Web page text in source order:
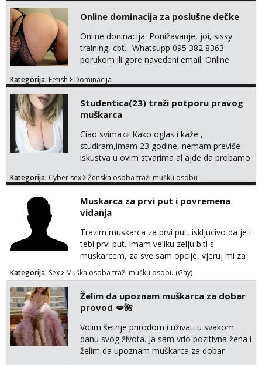
Online dominacija za poslušne dečke
Online doninacija. Ponižavanje, joi, sissy
training, cbt... Whatsupp 095 382 8363
porukom ili gore navedeni email. Online
uživo nakon mjesečnog druženja . Čekam te
znali reći da im netko šalje moje fotke/videa
ili ima slične oglase s mojim slikama. Moj
oglas za dominaciju je isključvo ov...
Kategorija: Fetish Dominacija
Studentica(23) traži potporu pravog
muškarca
Ciao svima☺️ Kako oglas i kaže ,
studiram,imam 23 godine, nemam previše
iskustva u ovim stvarima al ajde da probamo.
poslije kada se bolje znamo i videopoziv i
Idealno ne nešto jednokratno već
dogovoreno i na dulje vrijeme. Malo jesam
sramežljiva ali potrudit ću se da budeš
zadovoljan i da imaš nekog za svakodn...
Kategorija: Cyber sex Ženska osoba traži mušku osobu
Muskarca za prvi put i povremena
vidanja
Trazim muskarca za prvi put, iskljucivo da je i
tebi prvi put. Imam veliku zelju biti s
muskarcem, za sve sam opcije, vjeruj mi za
sve…pasiv/aktiv/pusenje/ najlonke…ako bude
dobro mozemo nastaviti povremena vidanja
uz maksimalnu diskreciju,sto bude u sobi
tamo i ostaje. Jace sam grade 180cm 110kg.
Ozenjen, uz dogovor o lokaciji i vremenu ja
rjesavam apartman/hotel. Odgovara mi cijela
kontinentalna...
Kategorija: Sex Muška osoba traži mušku osobu (Gay)
Želim da upoznam muškarca za dobar
provod 💋🌺
Volim šetnje prirodom i uživati u svakom
danu svog života. Ja sam vrlo pozitivna žena i
želim da upoznam muškarca za dobar